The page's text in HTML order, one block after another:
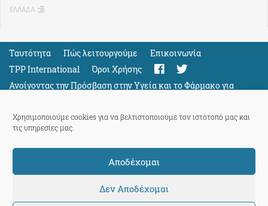
Χρησιμοποιούμε cookies για να βελτιστοποιούμε τον ιστότοπό μας και
τις υπηρεσίες μας.
Αποδέχομαι
Δεν Αποδέχομαι
ΕΛΛΑΔΑ
Ταυτότητα Πώς λειτουργούμε
Eπικοινωνία
TPP International
Όροι Χρήσης
Ανοίγοντας την Πρόσβαση στην Υγεία και το Φάρμακο για
Όλους
Support
ThePressProject
powered by our community members